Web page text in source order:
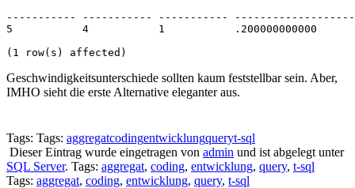
----------- ----------- -----------
5           4           1           .200000000000
(1 row(s) affected)
Geschwindigkeitsunterschiede sollten kaum feststellbar sein. Aber,
IMHO sieht die erste Alternative eleganter aus.
Tags: Tags: aggregatcodingentwicklungqueryt-sql
Dieser Eintrag wurde eingetragen von admin und ist abgelegt unter
SQL Server. Tags: aggregat, coding, entwicklung, query, t-sql
Tags: aggregat, coding, entwicklung, query, t-sql